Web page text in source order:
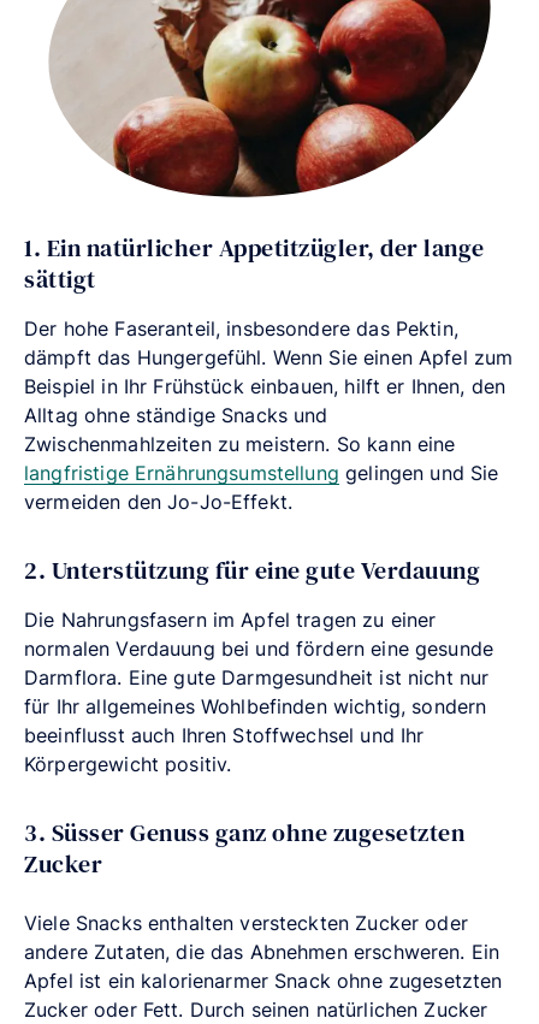
1. Ein natürlicher Appetitzügler, der lange
sättigt
Der hohe Faseranteil, insbesondere das Pektin,
dämpft das Hungergefühl. Wenn Sie einen Apfel zum
Beispiel in Ihr Frühstück einbauen, hilft er Ihnen, den
Alltag ohne ständige Snacks und
Zwischenmahlzeiten zu meistern. So kann eine
langfristige Ernährungsumstellung gelingen und Sie
vermeiden den Jo-Jo-Effekt.
2. Unterstützung für eine gute Verdauung
Die Nahrungsfasern im Apfel tragen zu einer
normalen Verdauung bei und fördern eine gesunde
Darmflora. Eine gute Darmgesundheit ist nicht nur
für Ihr allgemeines Wohlbefinden wichtig, sondern
beeinflusst auch Ihren Stoffwechsel und Ihr
Körpergewicht positiv.
3. Süsser Genuss ganz ohne zugesetzten
Zucker
Viele Snacks enthalten versteckten Zucker oder
andere Zutaten, die das Abnehmen erschweren. Ein
Apfel ist ein kalorienarmer Snack ohne zugesetzten
Zucker oder Fett. Durch seinen natürlichen Zucker